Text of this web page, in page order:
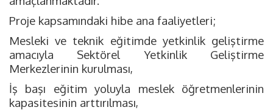
Proje kapsamındaki hibe ana faaliyetleri;
Mesleki ve teknik eğitimde yetkinlik geliştirme
amacıyla Sektörel Yetkinlik Geliştirme
Merkezlerinin kurulması,
İş başı eğitim yoluyla meslek öğretmenlerinin
kapasitesinin arttırılması,